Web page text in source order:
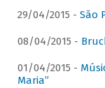
29/04/2015 - São
08/04/2015 -
01/04/2015 -
Maria”